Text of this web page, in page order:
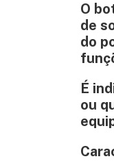
O
de
do
É
ou